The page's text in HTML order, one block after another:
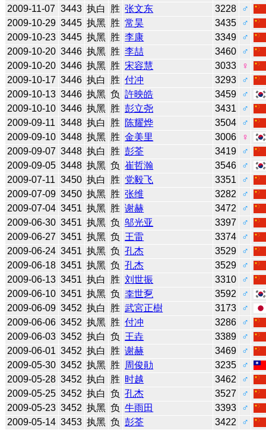
2009-11-07 3443 执白 胜 张文东 3228
♂
2009-10-29 3445 执黑 胜 常昊 3435
♂
2009-10-23 3445 执黑 胜 李康 3349
♂
2009-10-20 3446 执黑 胜 李喆 3460
♂
2009-10-20 3446 执黑 胜 宋容慧 3033
♀
2009-10-17 3446 执白 胜 付冲 3293
♂
2009-10-13 3446 执黑 负 許映皓 3459
♂
2009-10-10 3446 执黑 胜 彭立尧 3431
♂
2009-09-11 3448 执白 胜 陈耀烨 3504
♂
2009-09-10 3448 执黑 胜 金美里 3006
♀
2009-09-07 3448 执白 胜 彭荃 3419
♂
2009-09-05 3448 执黑 负 崔哲瀚 3546
♂
2009-07-11 3450 执白 胜 党毅飞 3351
♂
2009-07-09 3450 执黑 胜 张维 3282
♂
2009-07-04 3451 执黑 胜 谢赫 3472
♂
2009-06-30 3451 执黑 负 邬光亚 3397
♂
2009-06-27 3451 执黑 负 王雷 3374
♂
2009-06-24 3451 执黑 负 孔杰 3529
♂
2009-06-18 3451 执黑 负 孔杰 3529
♂
2009-06-13 3451 执白 胜 刘世振 3310
♂
2009-06-10 3451 执黑 负 李世乭 3592
♂
2009-06-09 3452 执白 胜 武宮正樹 3173
♂
2009-06-06 3452 执黑 胜 付冲 3286
♂
2009-06-03 3452 执白 负 王垚 3389
♂
2009-06-01 3452 执白 胜 谢赫 3469
♂
2009-05-30 3452 执黑 胜 周俊勛 3235
♂
2009-05-28 3452 执白 胜 时越 3462
♂
2009-05-25 3452 执白 负 孔杰 3527
♂
2009-05-23 3452 执黑 负 牛雨田 3393
♂
2009-05-14 3453 执黑 负 彭荃 3422
♂